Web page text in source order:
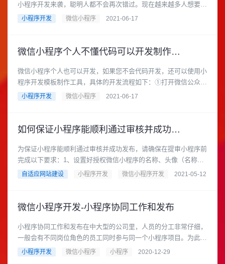
小程序开发来袭，聪明人都不会再次错过。现在越来越多人想要做
微信小程序开发！传诚信和......
小程序开发 微信小程序 2021-06-17
微信小程序个人不懂代码可以开发制作吗？
微信小程序个人也可以开发，如果您不会代码开发，还可以使用小
程序开发模板制作工具，具体的开发流程如下：①打开微信公众平
台，注册一个小程序账号。......
小程序开发 微信小程序 2021-06-17
如何保证小程序能顺利通过审核并成功发布？
为保证小程序能顺利通过审核并成功发布，请确保在提审小程序前
完成以下要求：1、设置好授权微信小程序的名称、头像（名称需
是正式的具体名称，且不侵......
自适应网站建设 小程序开发 微信小程序开发 2021-05-12
微信小程序开发-小程序协同工作和发布
小程序协同工作和发布在中大型的公司里，人员的分工非常仔细，
一般会有不同岗位角色的员工同时参与同一个小程序项目。为此，
小程序平台设计了不同的权......
小程序开发 微信小程序 小程序 2020-12-29